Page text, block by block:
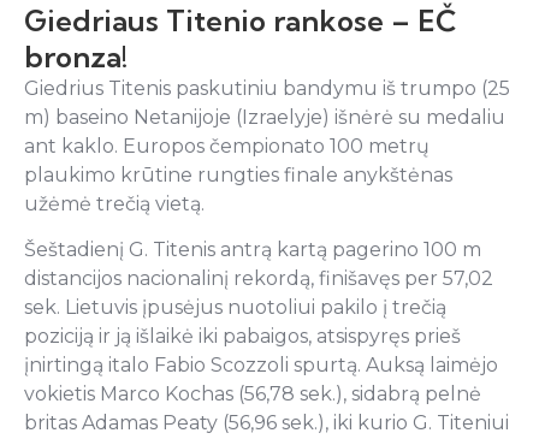
Giedriaus Titenio rankose – EČ
bronza!
Giedrius Titenis paskutiniu bandymu iš trumpo (25
m) baseino Netanijoje (Izraelyje) išnėrė su medaliu
ant kaklo. Europos čempionato 100 metrų
plaukimo krūtine rungties finale anykštėnas
užėmė trečią vietą.
Šeštadienį G. Titenis antrą kartą pagerino 100 m
distancijos nacionalinį rekordą, finišavęs per 57,02
sek. Lietuvis įpusėjus nuotoliui pakilo į trečią
poziciją ir ją išlaikė iki pabaigos, atsispyręs prieš
įnirtingą italo Fabio Scozzoli spurtą. Auksą laimėjo
vokietis Marco Kochas (56,78 sek.), sidabrą pelnė
britas Adamas Peaty (56,96 sek.), iki kurio G. Titeniui